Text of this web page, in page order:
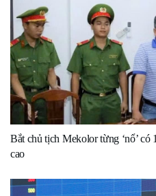
Bắt chủ tịch Mekolor từng ‘nổ’
cao